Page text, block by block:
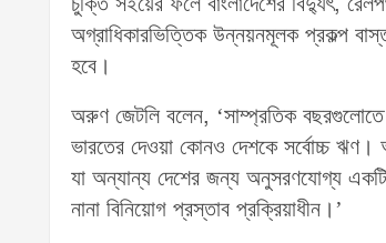
অগ্রাধিকারভিত্তিক উন্নয়নমূলক প্রকল্প
হবে।
অরুণ জেটলি বলেন, ‘সাম্প্রতিক বছরগুলোতে
ভারতের দেওয়া কোনও দেশকে সর্বোচ্চ ঋণ।
যা অন্যান্য দেশের জন্য অনুসরণযোগ্য একটি
নানা বিনিয়োগ প্রস্তাব প্রক্রিয়াধীন।’